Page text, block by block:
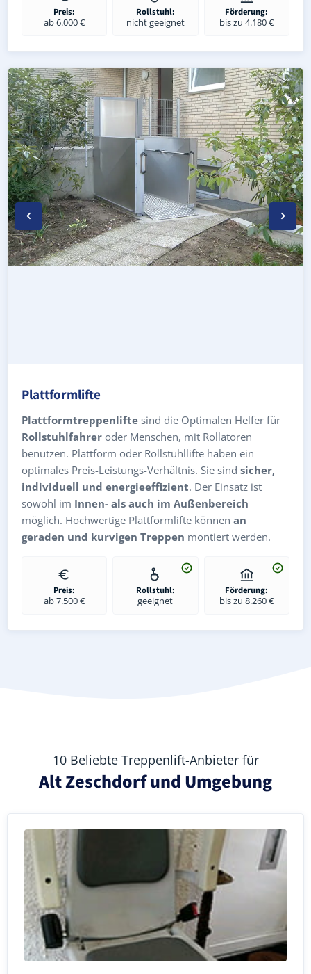
Preis:
ab 6.000 €
Rollstuhl:
nicht geeignet
Förderung:
bis zu 4.180 €
Wetterfester Plattformlift außen in Alt Zeschdorf
Rollstuhl-Plattformlift in Alt Zeschdorf (Landkreis
Plattformlifte
Plattformtreppenlifte sind die Optimalen Helfer für
Rollstuhlfahrer oder Menschen, mit Rollatoren
benutzen. Plattform oder Rollstuhllifte haben ein
optimales Preis-Leistungs-Verhältnis. Sie sind sicher,
individuell und energieeffizient. Der Einsatz ist
sowohl im Innen- als auch im Außenbereich
möglich. Hochwertige Plattformlifte können an
geraden und kurvigen Treppen montiert werden.
Preis:
ab 7.500 €
Rollstuhl:
geeignet
Förderung:
bis zu 8.260 €
10 Beliebte Treppenlift-Anbieter für
Alt Zeschdorf und Umgebung